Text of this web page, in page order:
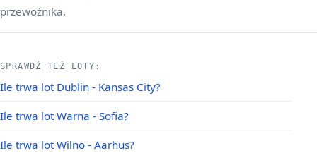
przewoźnika.
SPRAWDŹ TEŻ LOTY:
Ile trwa lot Dublin - Kansas City?
Ile trwa lot Warna - Sofia?
Ile trwa lot Wilno - Aarhus?